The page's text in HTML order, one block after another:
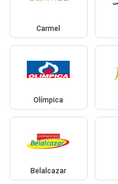
Carmel
Olímpica
Belalcazar